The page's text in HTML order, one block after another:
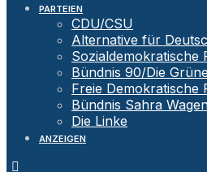
PARTEIEN
CDU/CSU
Alternative für
Sozialdemokratische
Bündnis 90/Die
Freie Demokratische
Bündnis Sahra
Die Linke
ANZEIGEN